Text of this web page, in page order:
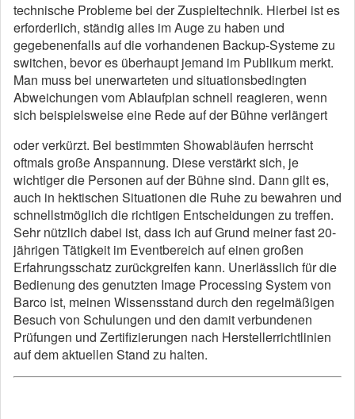
technische Probleme bei der Zuspieltechnik. Hierbei ist es
erforderlich, ständig alles im Auge zu haben und
gegebenenfalls auf die vorhandenen Backup-Systeme zu
switchen, bevor es überhaupt jemand im Publikum merkt.
Man muss bei unerwarteten und situationsbedingten
Abweichungen vom Ablaufplan schnell reagieren, wenn
sich beispielsweise eine Rede auf der Bühne verlängert
oder verkürzt. Bei bestimmten Showabläufen herrscht
oftmals große Anspannung. Diese verstärkt sich, je
wichtiger die Personen auf der Bühne sind. Dann gilt es,
auch in hektischen Situationen die Ruhe zu bewahren und
schnellstmöglich die richtigen Entscheidungen zu treffen.
Sehr nützlich dabei ist, dass ich auf Grund meiner fast 20-
jährigen Tätigkeit im Eventbereich auf einen großen
Erfahrungsschatz zurückgreifen kann. Unerlässlich für die
Bedienung des genutzten Image Processing System von
Barco ist, meinen Wissensstand durch den regelmäßigen
Besuch von Schulungen und den damit verbundenen
Prüfungen und Zertifizierungen nach Herstellerrichtlinien
auf dem aktuellen Stand zu halten.